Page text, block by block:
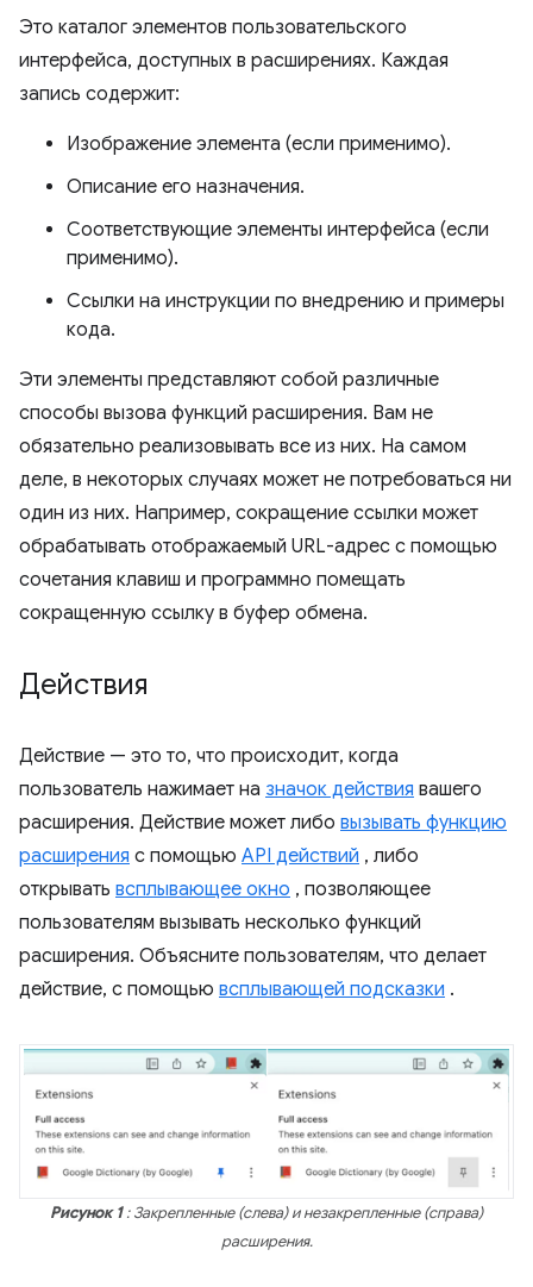
Это каталог элементов пользовательского
интерфейса, доступных в расширениях. Каждая
запись содержит:
Изображение элемента (если применимо).
Описание его назначения.
Соответствующие элементы интерфейса (если
применимо).
Ссылки на инструкции по внедрению и примеры
кода.
Эти элементы представляют собой различные
способы вызова функций расширения. Вам не
обязательно реализовывать все из них. На самом
деле, в некоторых случаях может не потребоваться ни
один из них. Например, сокращение ссылки может
обрабатывать отображаемый URL-адрес с помощью
сочетания клавиш и программно помещать
сокращенную ссылку в буфер обмена.
Действия
Действие — это то, что происходит, когда
пользователь нажимает на значок действия вашего
расширения. Действие может либо вызывать функцию
расширения с помощью API действий , либо
открывать всплывающее окно , позволяющее
пользователям вызывать несколько функций
расширения. Объясните пользователям, что делает
действие, с помощью всплывающей подсказки .
Рисунок 1: Закрепленные (слева) и незакрепленные (справа)
расширения.